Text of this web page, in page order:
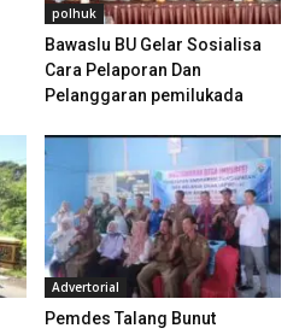
polhuk
Bawaslu BU Gelar Sosialisa
Cara Pelaporan Dan
Pelanggaran pemilukada
Advertorial
Pemdes Talang Bunut